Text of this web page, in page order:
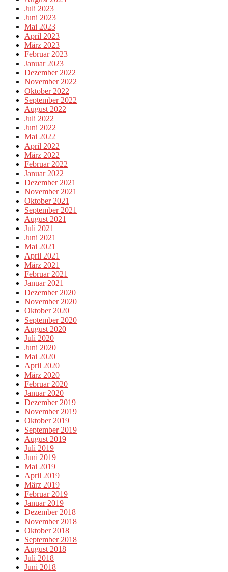
Juli 2023
Juni 2023
Mai 2023
April 2023
März 2023
Februar 2023
Januar 2023
Dezember 2022
November 2022
Oktober 2022
September 2022
August 2022
Juli 2022
Juni 2022
Mai 2022
April 2022
März 2022
Februar 2022
Januar 2022
Dezember 2021
November 2021
Oktober 2021
September 2021
August 2021
Juli 2021
Juni 2021
Mai 2021
April 2021
März 2021
Februar 2021
Januar 2021
Dezember 2020
November 2020
Oktober 2020
September 2020
August 2020
Juli 2020
Juni 2020
Mai 2020
April 2020
März 2020
Februar 2020
Januar 2020
Dezember 2019
November 2019
Oktober 2019
September 2019
August 2019
Juli 2019
Juni 2019
Mai 2019
April 2019
März 2019
Februar 2019
Januar 2019
Dezember 2018
November 2018
Oktober 2018
September 2018
August 2018
Juli 2018
Juni 2018